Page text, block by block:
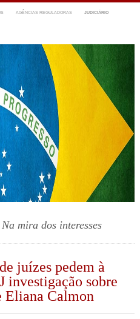
AGÊNCIAS REGULADORAS JUDICIÁRIO
mira dos interesses
juízes pedem à
investigação sobre
Eliana Calmon